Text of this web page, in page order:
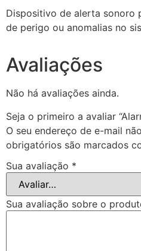
Dispositivo de alerta sonoro
de perigo ou anomalias no
Avaliações
Não há avaliações ainda.
Seja o primeiro a avaliar
O seu endereço de e-mail
obrigatórios são marcados
Sua avaliação *
Sua avaliação sobre o